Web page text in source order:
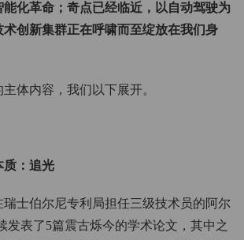
化革命；奇点已经临近，以自动驾驶为
创新集群正在呼啸而至绽放在我们身
体内容，我们以下展开。
质：追光
瑞士伯尔尼专利局担任三级技术员的阿尔
发表了5篇震古烁今的学术论文，其中之